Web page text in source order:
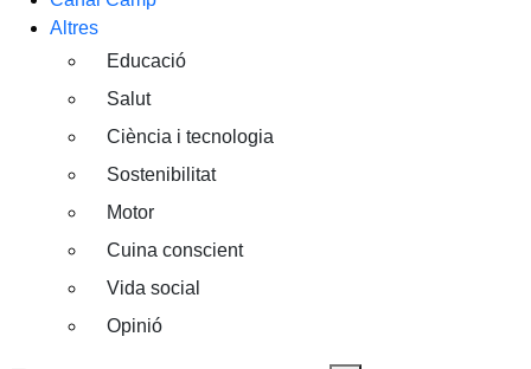
Altres
Educació
Salut
Ciència i tecnologia
Sostenibilitat
Motor
Cuina conscient
Vida social
Opinió